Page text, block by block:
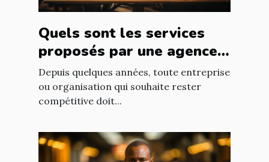
Quels sont les services
proposés par une agence
web ?
Depuis quelques années, toute entreprise
ou organisation qui souhaite rester
compétitive doit...